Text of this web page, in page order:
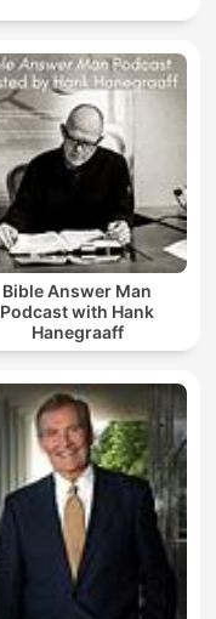
Bible Answer Man
Podcast with Hank
Hanegraaff